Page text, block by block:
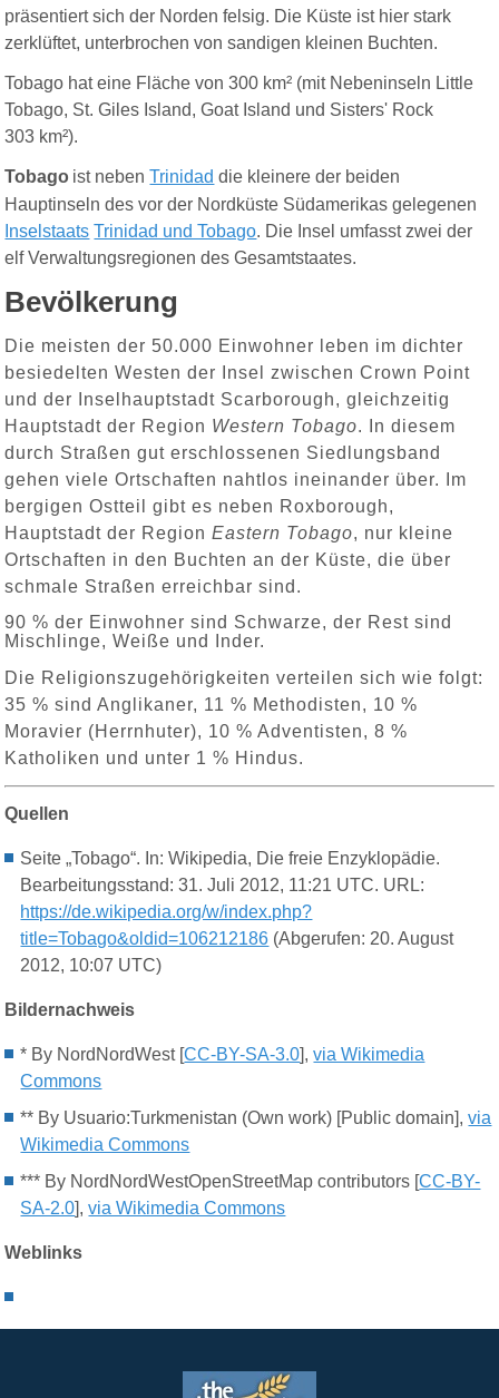
präsentiert sich der Norden felsig. Die Küste ist hier stark
zerklüftet, unterbrochen von sandigen kleinen Buchten.
Tobago hat eine Fläche von 300 km² (mit Nebeninseln Little
Tobago, St. Giles Island, Goat Island und Sisters' Rock
303 km²).
Tobago ist nebenTrinidad die kleinere der beiden
Hauptinseln des vor der Nordküste Südamerikas gelegenen
Inselstaats Trinidad und Tobago. Die Insel umfasst zwei der
elf Verwaltungsregionen des Gesamtstaates.
Bevölkerung
Die meisten der 50.000 Einwohner leben im dichter
besiedelten Westen der Insel zwischen Crown Point
und der Inselhauptstadt Scarborough, gleichzeitig
Hauptstadt der Region Western Tobago. In diesem
durch Straßen gut erschlossenen Siedlungsband
gehen viele Ortschaften nahtlos ineinander über. Im
bergigen Ostteil gibt es neben Roxborough,
Hauptstadt der RegionEastern Tobago, nur kleine
Ortschaften in den Buchten an der Küste, die über
schmale Straßen erreichbar sind.
90 % der Einwohner sind Schwarze, der Rest sind
Mischlinge, Weiße und Inder.
Die Religionszugehörigkeiten verteilen sich wie folgt:
35 % sind Anglikaner, 11 % Methodisten, 10 %
Moravier (Herrnhuter), 10 % Adventisten, 8 %
Katholiken und unter 1 % Hindus.
Quellen
Seite „Tobago“. In: Wikipedia, Die freie Enzyklopädie.
Bearbeitungsstand: 31. Juli 2012, 11:21 UTC. URL:
https://de.wikipedia.org/w/index.php?
title=Tobago&oldid=106212186 (Abgerufen: 20. August
2012, 10:07 UTC)
Bildernachweis
* By NordNordWest [CC-BY-SA-3.0],via Wikimedia
Commons
** By Usuario:Turkmenistan (Own work) [Public domain],via
Wikimedia Commons
*** By NordNordWestOpenStreetMap contributors [CC-BY-
SA-2.0],via Wikimedia Commons
Weblinks